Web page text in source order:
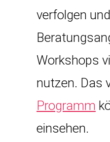
verfolgen
Workshops
nutzen. Das
Programm
einsehen.